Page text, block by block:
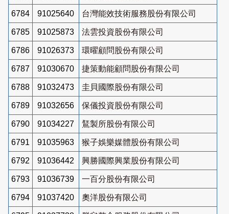
6784 91025640 台灣能效技術服務股份有限公司
6785 91025873 法雲投資股份有限公司
6786 91026373 環曜顧問股份有限公司
6787 91030670 捷策動能顧問股份有限公司
6788 91032473 圭貝國際股份有限公司
6789 91032656 保儀投資股份有限公司
6790 91034227 鵟製所股份有限公司
6791 91035963 猴子娛樂媒體股份有限公司
6792 91036442 興勝國際興業股份有限公司
6793 91036739 一百分股份有限公司
6794 91037420 奧洋股份有限公司